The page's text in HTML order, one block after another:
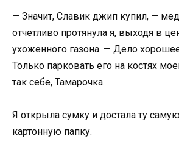
— Значит, Славик джип купил, —
отчетливо протянула я, выходя в
ухоженного газона. — Дело
Только парковать его на костях
так себе, Тамарочка.
Я открыла сумку и достала ту
картонную папку.